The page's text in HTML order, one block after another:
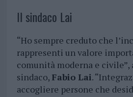
Il sindaco Lai
“Ho sempre creduto che
rappresenti un valore
comunità moderna e civile”,
sindaco, Fabio Lai.
accogliere persone che